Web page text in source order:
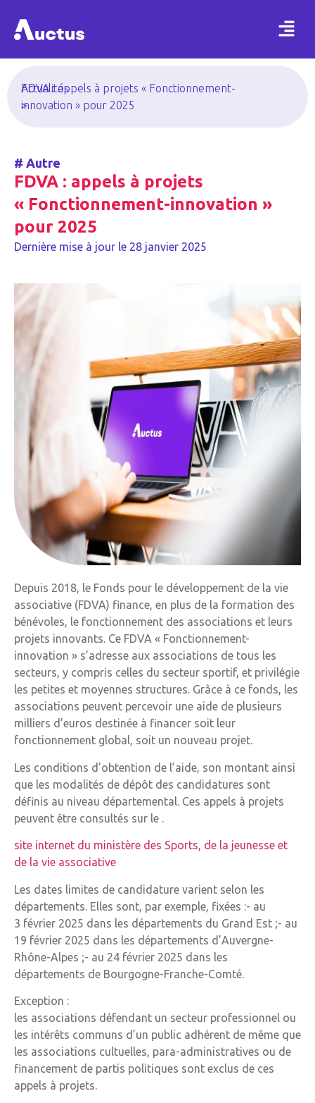
Actualités
>
FDVA : appels à projets « Fonctionnement-
innovation » pour 2025
# Autre
FDVA : appels à projets
« Fonctionnement-innovation »
pour 2025
Dernière mise à jour le 28 janvier 2025
Depuis 2018, le Fonds pour le développement de la vie
associative (FDVA) finance, en plus de la formation des
bénévoles, le fonctionnement des associations et leurs
projets innovants. Ce FDVA « Fonctionnement-
innovation » s’adresse aux associations de tous les
secteurs, y compris celles du secteur sportif, et privilégie
les petites et moyennes structures. Grâce à ce fonds, les
associations peuvent percevoir une aide de plusieurs
milliers d’euros destinée à financer soit leur
fonctionnement global, soit un nouveau projet.
Les conditions d’obtention de l’aide, son montant ainsi
que les modalités de dépôt des candidatures sont
définis au niveau départemental. Ces appels à projets
peuvent être consultés sur le .
site internet du ministère des Sports, de la jeunesse et
de la vie associative
Les dates limites de candidature varient selon les
départements. Elles sont, par exemple, fixées :- au
3 février 2025 dans les départements du Grand Est ;- au
19 février 2025 dans les départements d’Auvergne-
Rhône-Alpes ;- au 24 février 2025 dans les
départements de Bourgogne-Franche-Comté.
Exception :
les associations défendant un secteur professionnel ou
les intérêts communs d’un public adhérent de même que
les associations cultuelles, para-administratives ou de
financement de partis politiques sont exclus de ces
appels à projets.